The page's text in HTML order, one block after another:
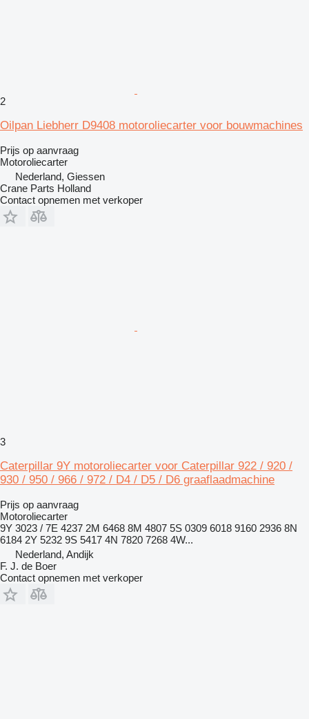
2
Oilpan Liebherr D9408 motoroliecarter voor bouwmachines
Prijs op aanvraag
Motoroliecarter
Nederland, Giessen
Crane Parts Holland
Contact opnemen met verkoper
3
Caterpillar 9Y motoroliecarter voor Caterpillar 922 / 920 /
930 / 950 / 966 / 972 / D4 / D5 / D6 graaflaadmachine
Prijs op aanvraag
Motoroliecarter
9Y 3023 / 7E 4237 2M 6468 8M 4807 5S 0309 6018 9160 2936 8N
6184 2Y 5232 9S 5417 4N 7820 7268 4W...
Nederland, Andijk
F. J. de Boer
Contact opnemen met verkoper